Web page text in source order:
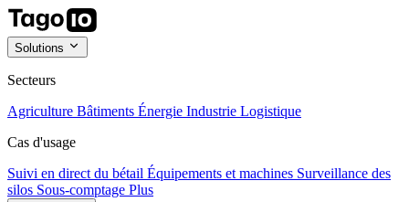
Solutions
Secteurs
Agriculture Bâtiments Énergie Industrie Logistique
Cas d'usage
Suivi en direct du bétail Équipements et machines Surveillance des
silos Sous-comptage Plus